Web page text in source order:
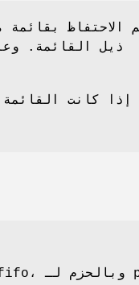
الاحتفاظ
ذيل القائمة.
إذا كانت